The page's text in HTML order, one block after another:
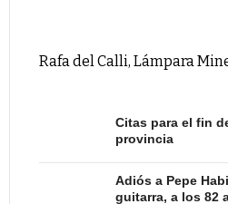
Rafa del Calli, Lámpara
Citas para el fin
provincia
Adiós a Pepe
guitarra, a los 82